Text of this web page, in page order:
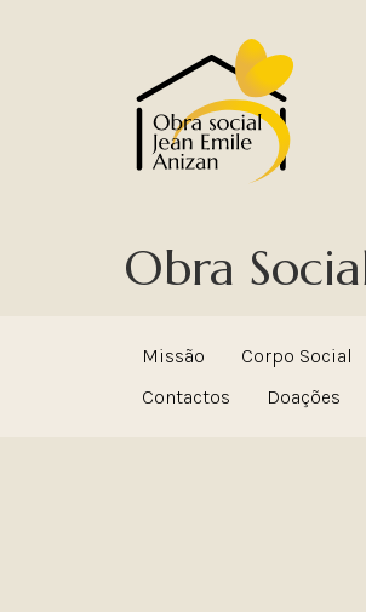
Obra
Missão Corpo Social
Contactos
Doações